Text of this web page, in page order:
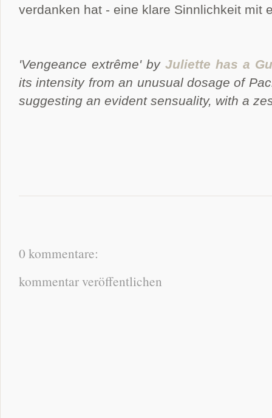
verdanken hat - eine klare Sinnlichkeit
'Vengeance extrême' by Juliette has a
its intensity from an unusual dosage of
suggesting an evident sensuality, with a
0 kommentare:
kommentar veröffentlichen